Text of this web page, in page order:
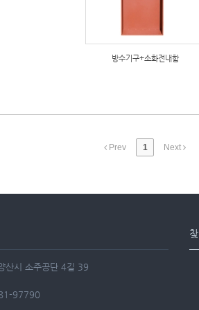
방수기구+소화전내함
Prev 1 Next
산시 소주공단 4길 39
97790